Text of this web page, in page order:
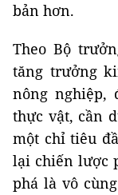
bản hơn.
Theo Bộ
tăng trưởng
nông nghiệp,
thực vật, cần
một chỉ tiêu
lại chiến lược
phá là vô